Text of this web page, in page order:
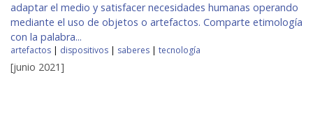
adaptar el medio y satisfacer necesidades humanas operando
mediante el uso de objetos o artefactos. Comparte etimología
con la palabra...
artefactos | dispositivos | saberes | tecnología
[junio 2021]